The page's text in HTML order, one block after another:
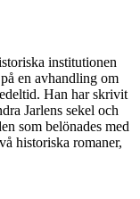
institutionen
en avhandling om
Han har skrivit
Jarlens sekel och
som belönades med
historiska romaner,